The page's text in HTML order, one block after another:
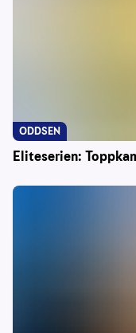
Eliteserien:
ODDSEN